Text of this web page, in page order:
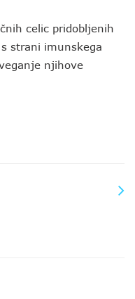
celic pridobljenih
strani imunskega
njihove